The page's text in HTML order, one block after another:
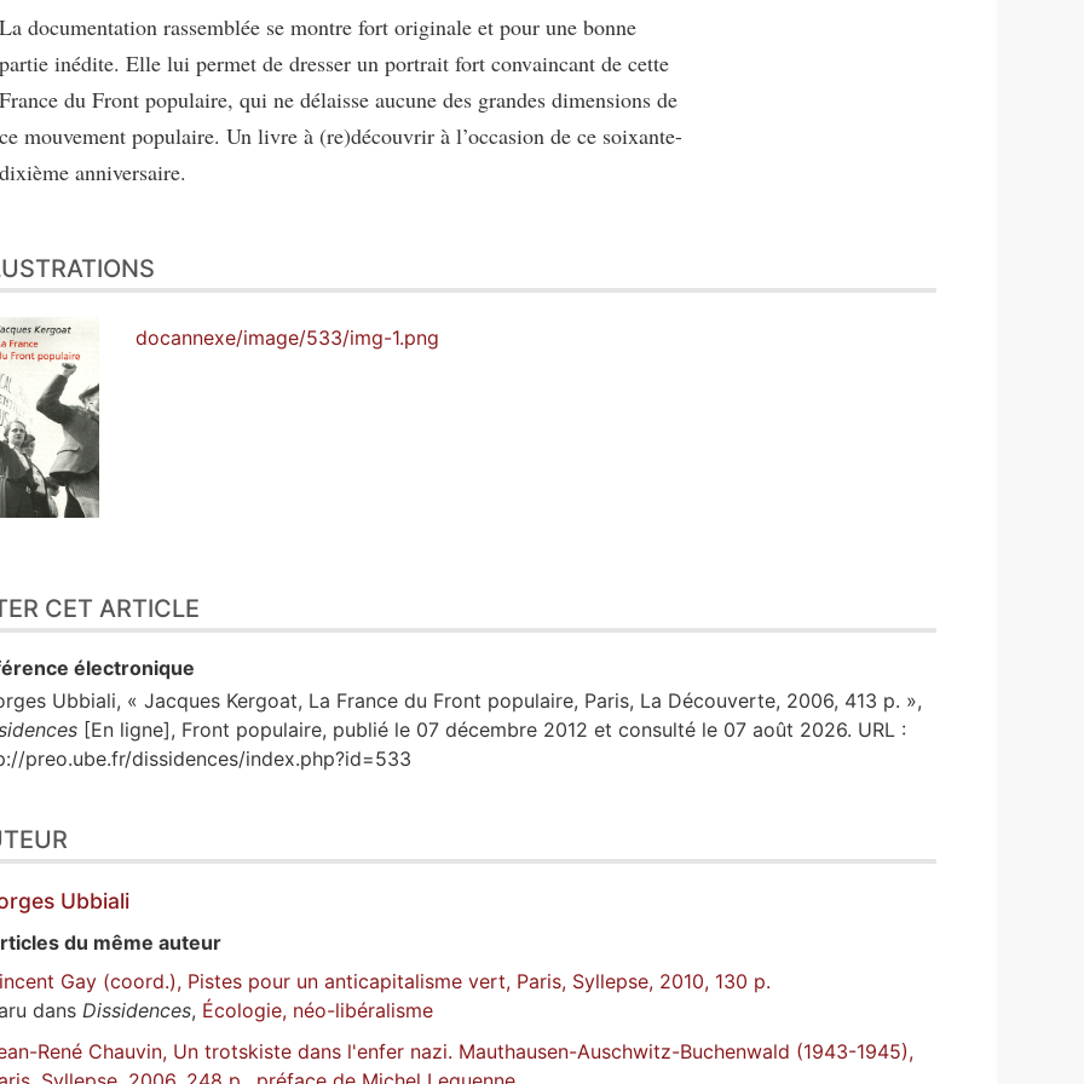
La documentation rassemblée se montre fort originale et pour une bonne
partie inédite. Elle lui permet de dresser un portrait fort convaincant de cette
France du Front populaire, qui ne délaisse aucune des grandes dimensions de
ce mouvement populaire. Un livre à (re)découvrir à l’occasion de ce soixante-
dixième anniversaire.
docannexe/image/533/img-1.png
CET ARTICLE
électronique
Ubbiali, « Jacques Kergoat, La France du Front populaire, Paris, La Découverte, 2006, 413 p. »,
[En ligne], Front populaire, publié le 07 décembre 2012 et consulté le 07 août 2026. URL :
preo.ube.fr/dissidences/index.php?id=533
Ubbiali
du même auteur
Gay (coord.), Pistes pour un anticapitalisme vert, Paris, Syllepse, 2010, 130 p.
dans Dissidences, Écologie, néo-libéralisme
René Chauvin, Un trotskiste dans l'enfer nazi. Mauthausen-Auschwitz-Buchenwald (1943-1945),